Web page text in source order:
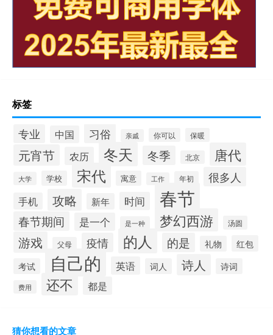
标签
专业 中国 习俗 亲戚 你可以 保暖
元宵节 农历 冬天 冬季 北京 唐代
大学 学校 宋代 寓意 工作 年初 很多人
手机 攻略 新年 时间 春节
春节期间 是一个 是一种 梦幻西游 汤圆
游戏 父母 疫情 的人 的是 礼物 红包
考试 自己的 英语 词人 诗人 诗词
费用 还不 都是
猜你想看的文章